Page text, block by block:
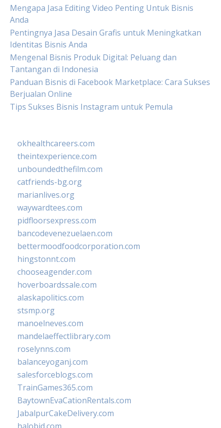
Mengapa Jasa Editing Video Penting Untuk Bisnis
Anda
Pentingnya Jasa Desain Grafis untuk Meningkatkan
Identitas Bisnis Anda
Mengenal Bisnis Produk Digital: Peluang dan
Tantangan di Indonesia
Panduan Bisnis di Facebook Marketplace: Cara Sukses
Berjualan Online
Tips Sukses Bisnis Instagram untuk Pemula
okhealthcareers.com
theintexperience.com
unboundedthefilm.com
catfriends-bg.org
marianlives.org
waywardtees.com
pidfloorsexpress.com
bancodevenezuelaen.com
bettermoodfoodcorporation.com
hingstonnt.com
chooseagender.com
hoverboardssale.com
alaskapolitics.com
stsmp.org
manoelneves.com
mandelaeffectlibrary.com
roselynns.com
balanceyoganj.com
salesforceblogs.com
TrainGames365.com
BaytownEvaCationRentals.com
JabalpurCakeDelivery.com